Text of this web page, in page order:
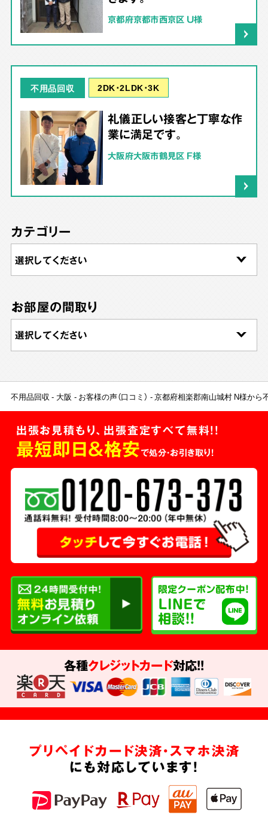
京都府京都市西京区 U様
不用品回収 2DK･2LDK･3K
礼儀正しい接客と丁寧な作
業に満足です。
大阪府大阪市鶴見区 F様
カテゴリー
お部屋の間取り
不用品回収 大阪 お客様の声（口コミ） 京都府相楽郡南山城村 N様から
出張お見積もり、出張査定すべて無料!!
最短即日＆格安で処分・お引き取り！
各種クレジットカード対応!!
プリペイドカード決済・スマホ決済
にも対応しています!